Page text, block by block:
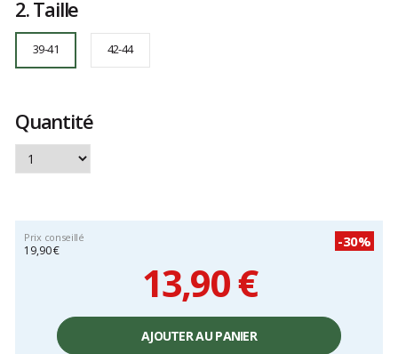
2.Taille
39-41 42-44
Quantité
Prix conseillé
19,90 €
-30%
13,90 €
unitaire,
AJOUTER AU PANIER